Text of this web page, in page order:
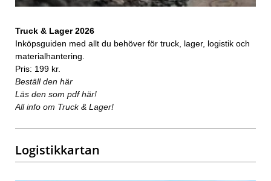
Truck & Lager 2026
Inköpsguiden med allt du behöver för truck, lager, logistik och
materialhantering.
Pris: 199 kr.
Beställ den här
Läs den som pdf här!
All info om Truck & Lager!
Logistikkartan